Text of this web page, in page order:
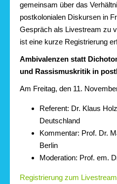
gemeinsam über das
postkolonialen Diskursen in
Gespräch als Livestream zu
ist eine kurze Registrierung
Ambivalenzen statt
und Rassismuskritik in
Am Freitag, den 11.
Referent: Dr. Klaus
Deutschland
Kommentar: Prof. Dr.
Berlin
Moderation: Prof. em.
Registrierung zum Livestream